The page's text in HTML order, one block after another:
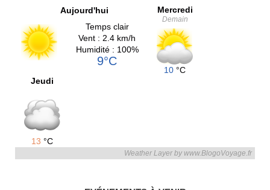
Aujourd'hui
Temps clair
Vent : 2.4 km/h
Humidité : 100%
9°C
Mercredi
Demain
10 °C
Jeudi
13 °C
Weather Layer by www.BlogoVoyage.fr